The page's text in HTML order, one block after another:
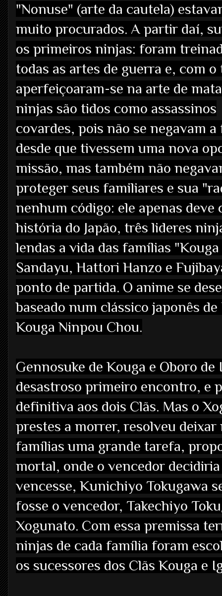
"Nonuse" (arte da cautela)
muito procurados. A partir daí,
os primeiros ninjas: foram
todas as artes de guerra e, com o
aperfeiçoaram-se na arte de
ninjas são tidos como assassinos
covardes, pois não se negavam
desde que tivessem uma nova
missão, mas também não
proteger seus familiares e sua
nenhum código: ele apenas
história do Japão, três lideres
lendas a vida das famílias
Sandayu, Hattori Hanzo e
ponto de partida. O anime se
baseado num clássico japonês
Kouga Ninpou Chou.
Gennosuke de Kouga e Oboro
desastroso primeiro encontro, e
definitiva aos dois Clãs. Mas o
prestes a morrer, resolveu deixar
famílias uma grande tarefa,
mortal, onde o vencedor
vencesse, Kunichiyo Tokugawa
fosse o vencedor, Takechiyo
Xogunato. Com essa premissa
ninjas de cada família foram
os sucessores dos Clãs Kouga e